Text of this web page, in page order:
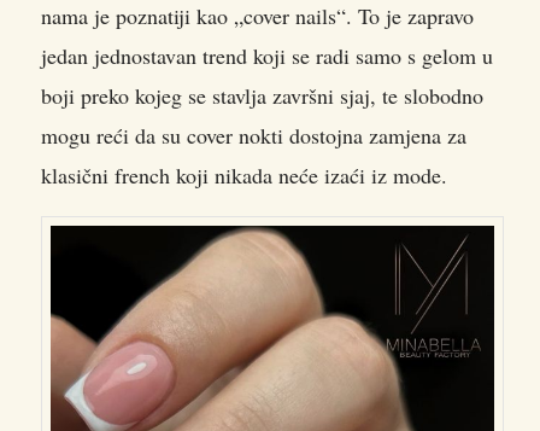
nama je poznatiji kao „cover nails“. To je zapravo
jedan jednostavan trend koji se radi samo s gelom u
boji preko kojeg se stavlja završni sjaj, te slobodno
mogu reći da su cover nokti dostojna zamjena za
klasični french koji nikada neće izaći iz mode.